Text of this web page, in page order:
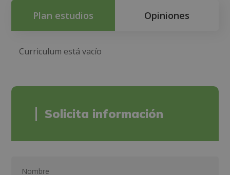
Plan estudios Opiniones
Curriculum está vacío
Solicita información